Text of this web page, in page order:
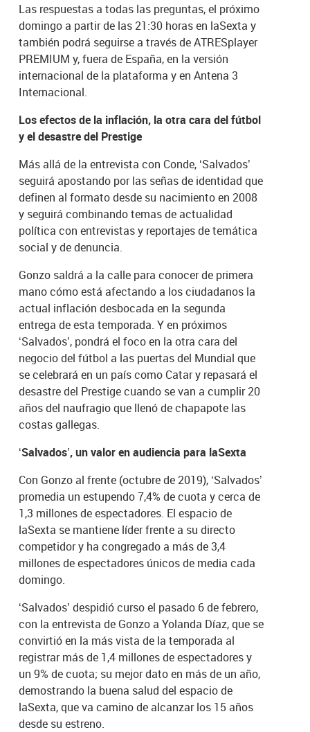
Las respuestas a todas las preguntas, el próximo
domingo a partir de las 21:30 horas en laSexta y
también podrá seguirse a través de ATRESplayer
PREMIUM y, fuera de España, en la versión
internacional de la plataforma y en Antena 3
Internacional.
Los efectos de la inflación, la otra cara del fútbol
y el desastre del Prestige
Más allá de la entrevista con Conde, ‘Salvados’
seguirá apostando por las señas de identidad que
definen al formato desde su nacimiento en 2008
y seguirá combinando temas de actualidad
política con entrevistas y reportajes de temática
social y de denuncia.
Gonzo saldrá a la calle para conocer de primera
mano cómo está afectando a los ciudadanos la
actual inflación desbocada en la segunda
entrega de esta temporada. Y en próximos
‘Salvados’, pondrá el foco en la otra cara del
negocio del fútbol a las puertas del Mundial que
se celebrará en un país como Catar y repasará el
desastre del Prestige cuando se van a cumplir 20
años del naufragio que llenó de chapapote las
costas gallegas.
‘Salvados’, un valor en audiencia para laSexta
Con Gonzo al frente (octubre de 2019), ‘Salvados’
promedia un estupendo 7,4% de cuota y cerca de
1,3 millones de espectadores. El espacio de
laSexta se mantiene líder frente a su directo
competidor y ha congregado a más de 3,4
millones de espectadores únicos de media cada
domingo.
‘Salvados’ despidió curso el pasado 6 de febrero,
con la entrevista de Gonzo a Yolanda Díaz, que se
convirtió en la más vista de la temporada al
registrar más de 1,4 millones de espectadores y
un 9% de cuota; su mejor dato en más de un año,
demostrando la buena salud del espacio de
laSexta, que va camino de alcanzar los 15 años
desde su estreno.